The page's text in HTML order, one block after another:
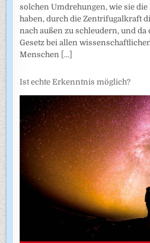
solchen Umdrehungen, wie sie die
haben, durch die Zentrifugalkraft
nach außen zu schleudern, und
Gesetz bei allen
Menschen [...]
Ist echte Erkenntnis möglich?